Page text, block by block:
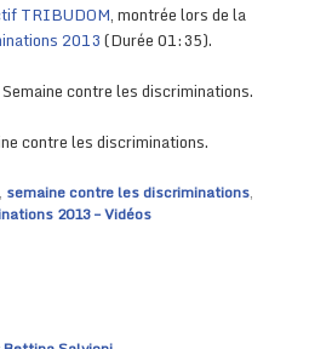
TRIBUDOM, montrée lors de la
2013(Durée 01:35).
contre les discriminations.
contre les discriminations.
, semaine contre les discriminations,
2013 – Vidéos